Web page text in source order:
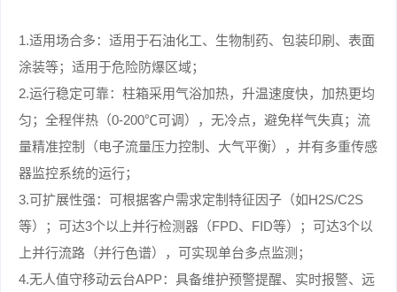
1.适用场合多：适用于石油化工、生物制药、包装印刷、表面
涂装等；适用于危险防爆区域；
2.运行稳定可靠：柱箱采用气浴加热，升温速度快，加热更均
匀；全程伴热（0-200℃可调），无冷点，避免样气失真；流
量精准控制（电子流量压力控制、大气平衡），并有多重传感
器监控系统的运行；
3.可扩展性强：可根据客户需求定制特征因子（如H2S/C2S
等）；可达3个以上并行检测器（FPD、FID等）；可达3个以
上并行流路（并行色谱），可实现单台多点监测；
4.无人值守移动云台APP：具备维护预警提醒、实时报警、远